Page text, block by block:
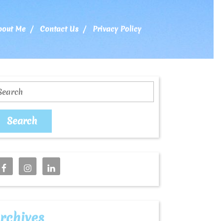
Me Contact Us Privacy Policy